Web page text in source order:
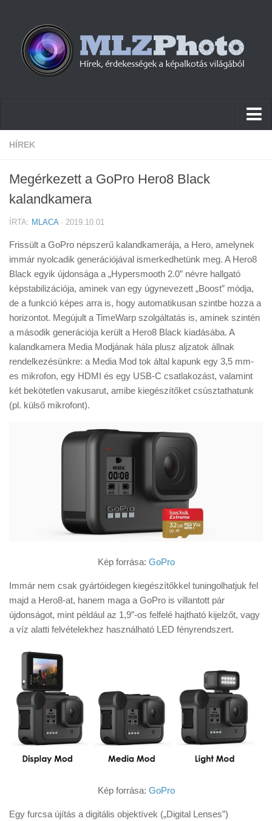
Hírek
Cikkek
Tudástár
Tanácsok
Érdekességek
Helyszíni Riport
E-BB
HÍREK
Megérkezett a GoPro Hero8 Black
kalandkamera
ÍRTA: MLACA· 2019.10.01
Frissült a GoPro népszerű kalandkamerája, a Hero, amelynek
immár nyolcadik generációjával ismerkedhetünk meg. A Hero8
Black egyik újdonsága a „Hypersmooth 2.0” névre hallgató
képstabilizációja, aminek van egy úgynevezett „Boost” módja,
de a funkció képes arra is, hogy automatikusan szintbe hozza a
horizontot. Megújult a TimeWarp szolgáltatás is, aminek szintén
a második generációja került a Hero8 Black kiadásába. A
kalandkamera Media Modjának hála plusz aljzatok állnak
rendelkezésünkre: a Media Mod tok által kapunk egy 3,5 mm-
es mikrofon, egy HDMI és egy USB-C csatlakozást, valamint
két bekötetlen vakusarut, amibe kiegészítőket csúsztathatunk
(pl. külső mikrofont).
Kép forrása: GoPro
Immár nem csak gyártóidegen kiegészítőkkel tuningolhatjuk fel
majd a Hero8-at, hanem maga a GoPro is villantott pár
újdonságot, mint például az 1,9”-os felfelé hajtható kijelzőt, vagy
a víz alatti felvételekhez használható LED fényrendszert.
Kép forrása: GoPro
Egy furcsa újítás a digitális objektívek („Digital Lenses”)